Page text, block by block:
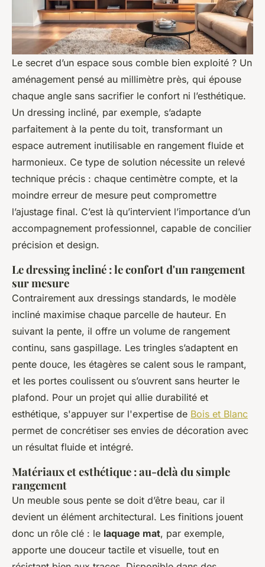
Le secret d’un espace sous comble bien exploité ? Un
aménagement pensé au millimètre près, qui épouse
chaque angle sans sacrifier le confort ni l’esthétique.
Un dressing incliné, par exemple, s’adapte
parfaitement à la pente du toit, transformant un
espace autrement inutilisable en rangement fluide et
harmonieux. Ce type de solution nécessite un relevé
technique précis : chaque centimètre compte, et la
moindre erreur de mesure peut compromettre
l’ajustage final. C’est là qu’intervient l’importance d’un
accompagnement professionnel, capable de concilier
précision et design.
Le dressing incliné : le confort d'un rangement
sur mesure
Contrairement aux dressings standards, le modèle
incliné maximise chaque parcelle de hauteur. En
suivant la pente, il offre un volume de rangement
continu, sans gaspillage. Les tringles s’adaptent en
pente douce, les étagères se calent sous le rampant,
et les portes coulissent ou s’ouvrent sans heurter le
plafond. Pour un projet qui allie durabilité et
esthétique, s'appuyer sur l'expertise de Bois et Blanc
permet de concrétiser ses envies de décoration avec
un résultat fluide et intégré.
Matériaux et esthétique : au-delà du simple
rangement
Un meuble sous pente se doit d’être beau, car il
devient un élément architectural. Les finitions jouent
donc un rôle clé : le laquage mat, par exemple,
apporte une douceur tactile et visuelle, tout en